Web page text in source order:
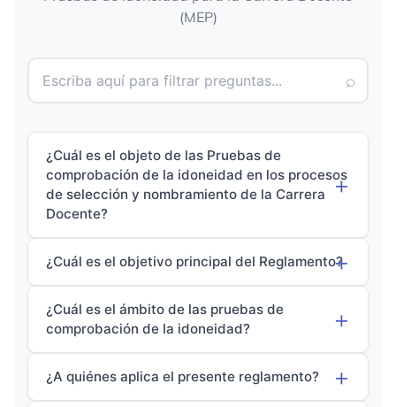
(MEP)
⌕
¿Cuál es el objeto de las Pruebas de
comprobación de la idoneidad en los procesos
de selección y nombramiento de la Carrera
Docente?
¿Cuál es el objetivo principal del Reglamento?
¿Cuál es el ámbito de las pruebas de
comprobación de la idoneidad?
¿A quiénes aplica el presente reglamento?